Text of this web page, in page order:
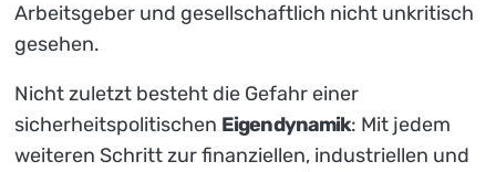
Arbeitsgeber und gesellschaftlich nicht unkritisch
gesehen.
Nicht zuletzt besteht die Gefahr einer
sicherheitspolitischen Eigendynamik: Mit jedem
weiteren Schritt zur finanziellen, industriellen und